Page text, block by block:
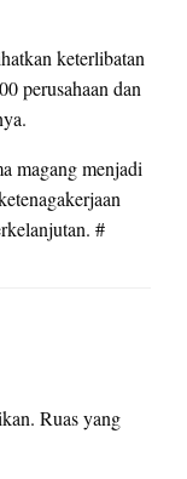
keterlibatan
perusahaan dan
magang menjadi
#
Ruas yang